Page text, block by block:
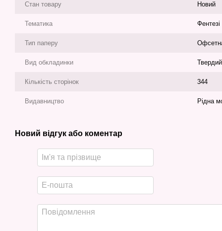
Стан товару Новий
Тематика Фентезі
Тип паперу
Вид обкладинки Твердий
Кількість сторінок 344
Видавництво Рідна
Новий відгук або коментар